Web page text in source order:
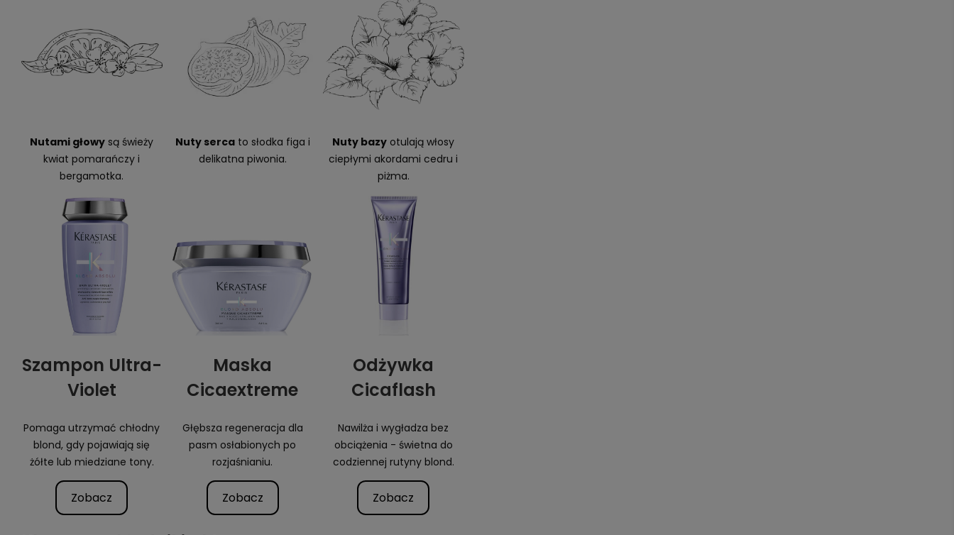
Nutami głowy są świeży
kwiat pomarańczy i
bergamotka.
Nuty sercato słodka figa i
delikatna piwonia.
Nuty bazy otulają włosy
ciepłymi akordami cedru i
piżma.
Szampon Ultra-
Violet
Pomaga utrzymać chłodny
blond, gdy pojawiają się
żółte lub miedziane tony.
Zobacz
Maska
Cicaextreme
Głębsza regeneracja dla
pasm osłabionych po
rozjaśnianiu.
Zobacz
Odżywka
Cicaflash
Nawilża i wygładza bez
obciążenia - świetna do
codziennej rutyny blond.
Zobacz